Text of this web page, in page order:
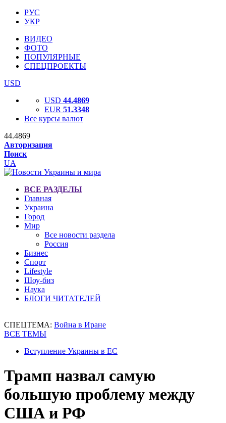
РУС
УКР
ВИДЕО
ФОТО
ПОПУЛЯРНЫЕ
СПЕЦПРОЕКТЫ
USD
USD 44.4869
EUR 51.3348
Все курсы валют
44.4869
Авторизация
Поиск
UA
ВСЕ РАЗДЕЛЫ
Главная
Украина
Город
Мир
Все новости раздела
Россия
Бизнес
Спорт
Lifestyle
Шоу-биз
Наука
БЛОГИ ЧИТАТЕЛЕЙ
СПЕЦТЕМА: Война в Иране
ВСЕ ТЕМЫ
Вступление Украины в ЕС
Трамп назвал самую
большую проблему между
США и РФ